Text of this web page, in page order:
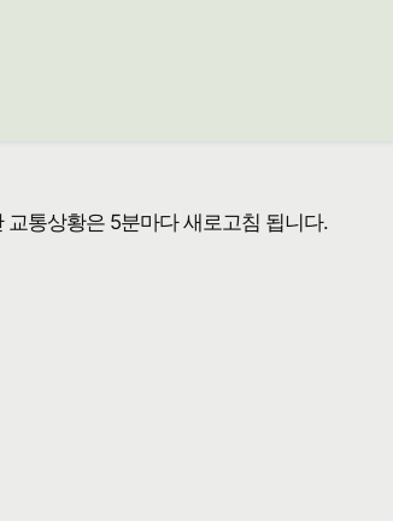
통상황은 5분마다 새로고침 됩니다.